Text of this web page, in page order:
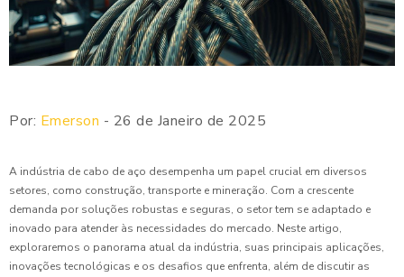
Por: Emerson - 26 de Janeiro de 2025
A indústria de cabo de aço desempenha um papel crucial em diversos
setores, como construção, transporte e mineração. Com a crescente
demanda por soluções robustas e seguras, o setor tem se adaptado e
inovado para atender às necessidades do mercado. Neste artigo,
exploraremos o panorama atual da indústria, suas principais aplicações,
inovações tecnológicas e os desafios que enfrenta, além de discutir as